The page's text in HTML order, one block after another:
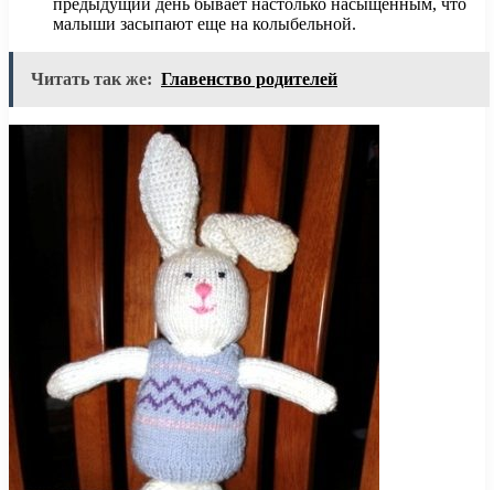
малыши засыпают еще на колыбельной.
Читать так же: Главенство родителей